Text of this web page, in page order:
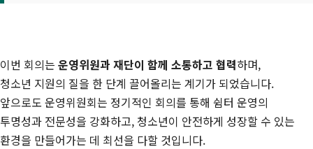
이번 회의는 운영위원과 재단이 함께 소통하고 협력하며,
청소년 지원의 질을 한 단계 끌어올리는 계기가 되었습니다.
앞으로도 운영위원회는 정기적인 회의를 통해 쉼터 운영의
투명성과 전문성을 강화하고, 청소년이 안전하게 성장할 수 있는
환경을 만들어가는 데 최선을 다할 것입니다.